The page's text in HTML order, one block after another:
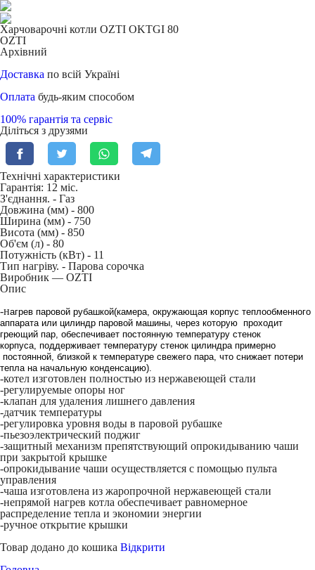
Харчоварочні котли OZTI OKTGI 80
OZTI
Архівний
Доставка по всій Україні
Оплата будь-яким способом
100% гарантія та сервіс
Діліться з друзями
Технічні характеристики
Гарантія: 12 міс.
З'єднання. - Газ
Довжина (мм) - 800
Ширина (мм) - 750
Висота (мм) - 850
Об'єм (л) - 80
Потужність (кВт) - 11
Тип нагріву. - Парова сорочка
Виробник — OZTI
Опис
-нагрев паровой рубашкой(камера, окружающая корпус теплообменного
аппарата или цилиндр паровой машины, через которую проходит
греющий пар, обеспечивает постоянную температуру стенок
корпуса, поддерживает температуру стенок цилиндра примерно
постоянной, близкой к температуре свежего пара, что снижает потери
тепла на начальную конденсацию).
-котел изготовлен полностью из нержавеющей стали
-регулируемые опоры ног
-клапан для удаления лишнего давления
-датчик температуры
-регулировка уровня воды в паровой рубашке
-пьезоэлектрический поджиг
-защитный механизм препятствующий опрокидыванию чаши
при закрытой крышке
-опрокидывание чаши осуществляется с помощью пульта
управления
-чаша изготовлена из жаропрочной нержавеющей стали
-непрямой нагрев котла обеспечивает равномерное
распределение тепла и экономии энергии
-ручное открытие крышки
Товар додано до кошика Відкрити